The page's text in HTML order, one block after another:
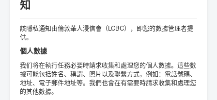
知
該隱私通知由倫敦華人浸信會（LCBC），即您的數據管理者提
供。
個人數據
我们将在執行任務必要時請求收集和處理您的個人數據。這些數
據可能包括姓名、稱謂、照片以及聯繫方式，例如：電話號碼、
地址、電子郵件地址等。我們也會在有需要時請求收集和處理您
的其他數據。